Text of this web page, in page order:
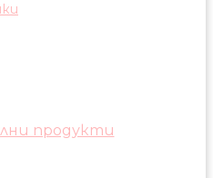
продукти